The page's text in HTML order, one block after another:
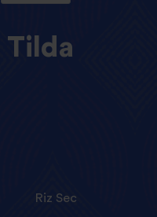
Tilda
Riz Sec